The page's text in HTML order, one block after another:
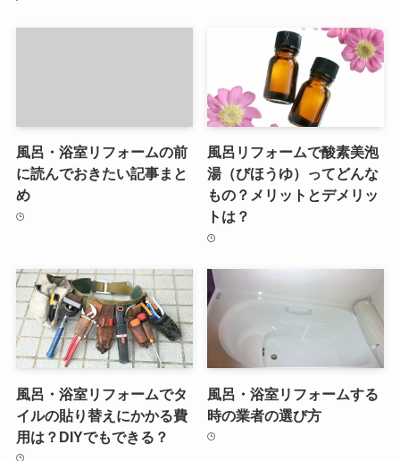
風呂・浴室リフォームの前
に読んでおきたい記事まと
め
風呂リフォームで酸素美泡
湯（びほうゆ）ってどんな
もの？メリットとデメリッ
トは？
風呂・浴室リフォームでタ
イルの貼り替えにかかる費
用は？DIYでもできる？
風呂・浴室リフォームする
時の業者の選び方